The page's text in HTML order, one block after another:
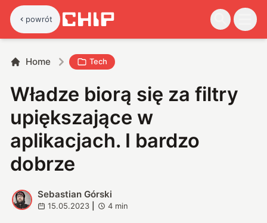
powrót
Home Tech
Władze biorą się za filtry
upiększające w
aplikacjach. I bardzo
dobrze
S
Sebastian Górski
15.05.2023 4 min